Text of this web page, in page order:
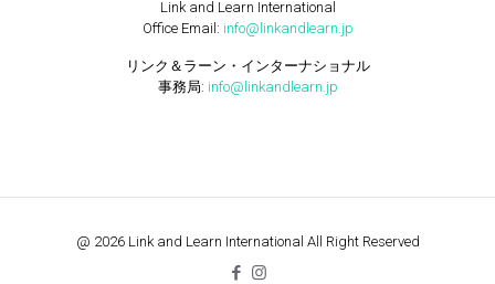
Link and Learn International
Office Email: info@linkandlearn.jp
リンク＆ラーン・インターナショナル
事務局: info@linkandlearn.jp
@ 2026 Link and Learn International All Right Reserved